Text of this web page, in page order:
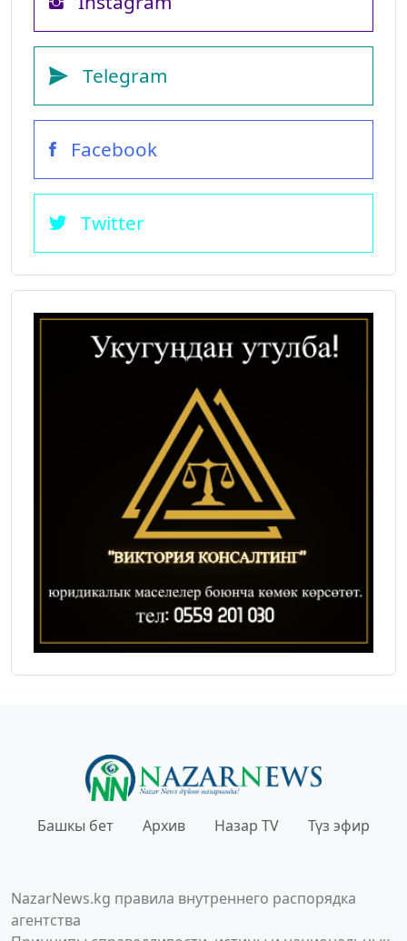
Telegram
Facebook
Twitter
Башкы бет Архив Назар TV Түз эфир
NazarNews.kg правила внутреннего распорядка
агентства